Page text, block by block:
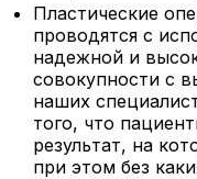
Пластические
проводятся с
надежной и
совокупности с
наших
того, что
результат, на
при этом без